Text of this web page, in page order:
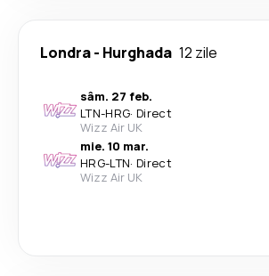
Londra- Hurghada 12 zile
sâm. 27 feb.
LTN-HRG· Direct
Wizz Air UK
mie. 10 mar.
HRG-LTN· Direct
Wizz Air UK